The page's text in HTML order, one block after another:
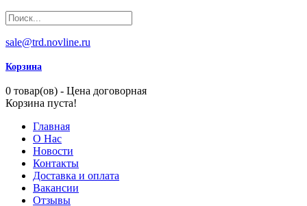
sale@trd.novline.ru
Корзина
0 товар(ов) - Цена договорная
Корзина пуста!
Главная
О Нас
Новости
Контакты
Доставка и оплата
Вакансии
Отзывы